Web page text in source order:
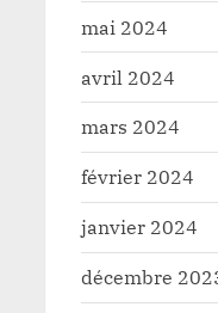
mai 2024
avril 2024
mars 2024
février 2024
janvier 2024
décembre